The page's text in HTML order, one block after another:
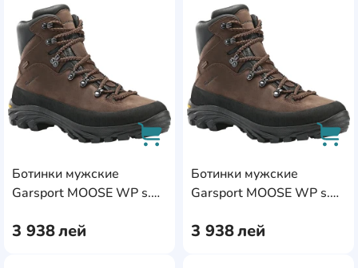
Ботинки мужские
Garsport MOOSE WP s.43
3 938лей
AddCardToFavourite
AddCardToCart
Ботинки мужские
Garsport MOOSE WP s.42
3 938лей